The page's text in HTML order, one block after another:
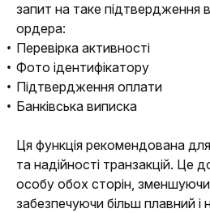
запит на таке підтвердження
ордера:
Перевірка активності
Фото ідентифікатору
Підтвердження оплати
Банківська виписка
Ця функція рекомендована
та надійності транзакцій. Це
особу обох сторін,
забезпечуючи більш плавний і